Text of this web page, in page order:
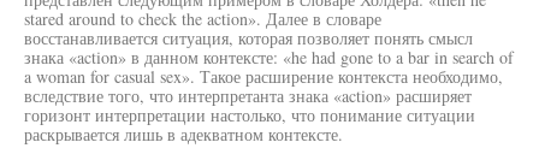
stared around to check the action». Далее в словаре
восстанавливается ситуация, которая позволяет понять смысл
знака «action» в данном контексте: «he had gone to a bar in search of
a woman for casual sex». Такое расширение контекста необходимо,
вследствие того, что интерпретанта знака «action» расширяет
горизонт интерпретации настолько, что понимание ситуации
раскрывается лишь в адекватном контексте.